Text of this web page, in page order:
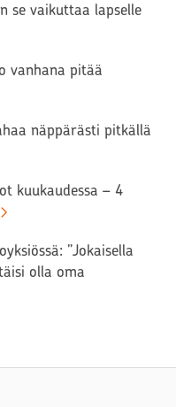
se vaikuttaa lapselle
vanhana pitää
näppärästi pitkällä
kuukaudessa – 4
”Jokaisella
olla oma